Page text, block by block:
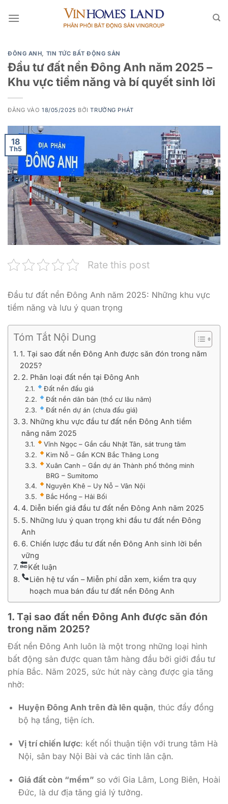
qua
ĐÔNG ANH, TIN TỨC BẤT ĐỘNG SẢN
Đầu tư đất nền Đông Anh năm 2025 –
Khu vực tiềm năng và bí quyết sinh lời
ĐĂNG VÀO18/05/2025 BỞITRƯỜNG PHÁT
18
Th5
Rate this post
Đầu tư đất nền Đông Anh năm 2025: Những khu vực
tiềm năng và lưu ý quan trọng
Tóm Tắt Nội Dung
1. Tại sao đất nền Đông Anh được săn đón trong năm
2025?
2. Phân loại đất nền tại Đông Anh
Đất nền đấu giá
Đất nền dân bán (thổ cư lâu năm)
Đất nền dự án (chưa đấu giá)
3. Những khu vực đầu tư đất nền Đông Anh tiềm
năng năm 2025
Vĩnh Ngọc – Gần cầu Nhật Tân, sát trung tâm
Kim Nỗ – Gần KCN Bắc Thăng Long
Xuân Canh – Gần dự án Thành phố thông minh
BRG – Sumitomo
Nguyên Khê – Uy Nỗ – Vân Nội
Bắc Hồng – Hải Bối
4. Diễn biến giá đầu tư đất nền Đông Anh năm 2025
5. Những lưu ý quan trọng khi đầu tư đất nền Đông
Anh
6. Chiến lược đầu tư đất nền Đông Anh sinh lời bền
vững
Kết luận
Liên hệ tư vấn – Miễn phí dẫn xem, kiểm tra quy
hoạch mua bán đầu tư đất nền Đông Anh
1. Tại sao đất nền Đông Anh được săn đón
trong năm 2025?
Đất nền Đông Anh luôn là một trong những loại hình
bất động sản được quan tâm hàng đầu bởi giới đầu tư
phía Bắc. Năm 2025, sức hút này càng được gia tăng
nhờ:
Huyện Đông Anh trên đà lên quận, thúc đẩy đồng
bộ hạ tầng, tiện ích.
Vị trí chiến lược: kết nối thuận tiện với trung tâm Hà
Nội, sân bay Nội Bài và các tỉnh lân cận.
Giá đất còn “mềm” so với Gia Lâm, Long Biên, Hoài
Đức, là dư địa tăng giá lý tưởng.